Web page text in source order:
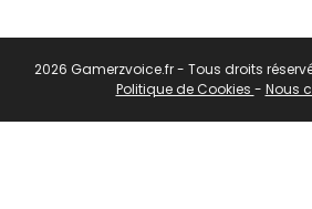
2026 Gamerzvoice.fr - Tous droits
Politique de Cookies - Nous